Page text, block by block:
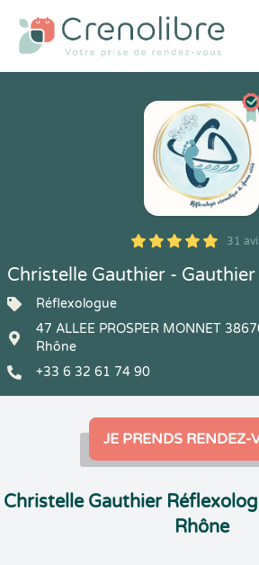
5
1
5
31 31
Christelle Gauthier -
Réflexologue
47 ALLEE PROSPER MONNET
Rhône
+33 6 32 61 74 90
JE PRENDS RENDEZ-
Christelle Gauthier
Rhône